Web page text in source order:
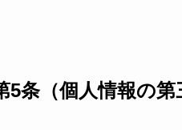
5条（個人情報の第